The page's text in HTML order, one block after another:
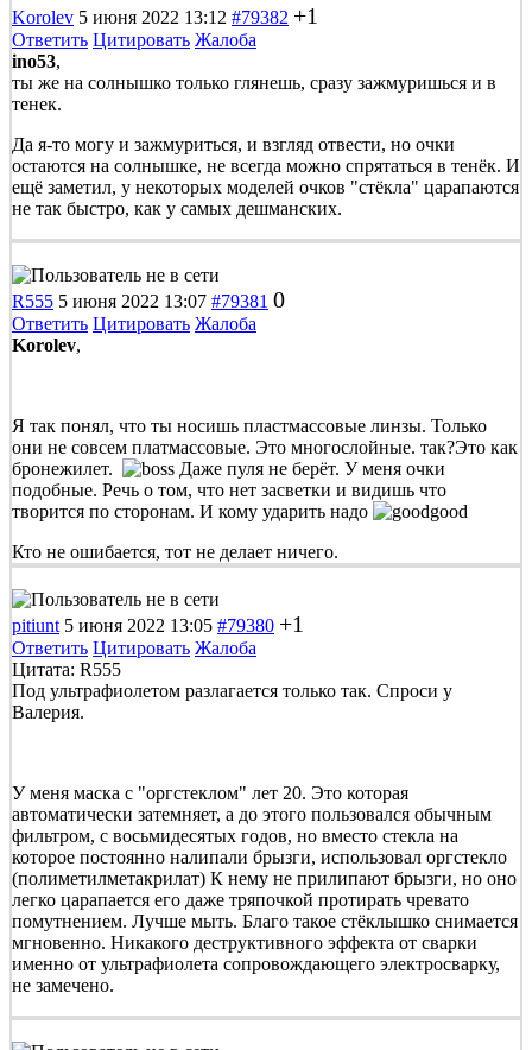
Korolev 5 июня 2022 13:12 #79382 +1
Ответить Цитировать Жалоба
ino53,
ты же на солнышко только глянешь, сразу зажмуришься и в
тенек.
Да я-то могу и зажмуриться, и взгляд отвести, но очки
остаются на солнышке, не всегда можно спрятаться в тенёк. И
ещё заметил, у некоторых моделей очков "стёкла" царапаются
не так быстро, как у самых дешманских.
R555 5 июня 2022 13:07 #79381 0
Ответить Цитировать Жалоба
Korolev,
Я так понял, что ты носишь пластмассовые линзы. Только
они не совсем платмассовые. Это многослойные. так?Это как
бронежилет.
Даже пуля не берёт. У меня очки
подобные. Речь о том, что нет засветки и видишь что
творится по сторонам. И кому ударить надо
Кто не ошибается, тот не делает ничего.
pitiunt 5 июня 2022 13:05 #79380 +1
Ответить Цитировать Жалоба
Цитата: R555
Под ультрафиолетом разлагается только так. Спроси у
Валерия.
У меня маска с "оргстеклом" лет 20. Это которая
автоматически затемняет, а до этого пользовался обычным
фильтром, с восьмидесятых годов, но вместо стекла на
которое постоянно налипали брызги, использовал оргстекло
(полиметилметакрилат) К нему не прилипают брызги, но оно
легко царапается его даже тряпочкой протирать чревато
помутнением. Лучше мыть. Благо такое стёклышко снимается
мгновенно. Никакого деструктивного эффекта от сварки
именно от ультрафиолета сопровождающего электросварку,
не замечено.